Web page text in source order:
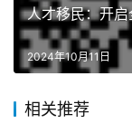
人才移民：开
2024年10月11日
相关推荐